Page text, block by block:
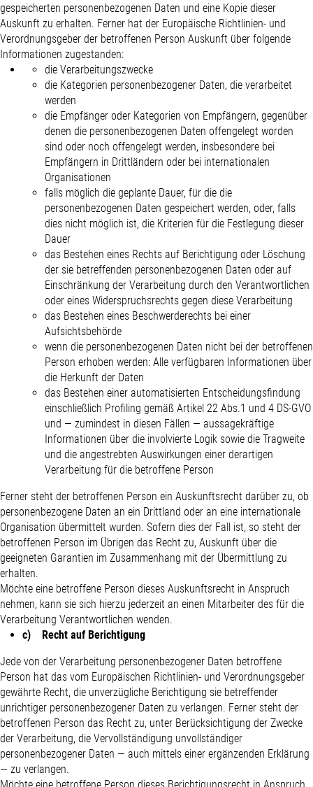
gespeicherten personenbezogenen Daten und eine Kopie dieser
Auskunft zu erhalten. Ferner hat der Europäische Richtlinien- und
Verordnungsgeber der betroffenen Person Auskunft über folgende
Informationen zugestanden:
die Verarbeitungszwecke
die Kategorien personenbezogener Daten, die verarbeitet
werden
die Empfänger oder Kategorien von Empfängern, gegenüber
denen die personenbezogenen Daten offengelegt worden
sind oder noch offengelegt werden, insbesondere bei
Empfängern in Drittländern oder bei internationalen
Organisationen
falls möglich die geplante Dauer, für die die
personenbezogenen Daten gespeichert werden, oder, falls
dies nicht möglich ist, die Kriterien für die Festlegung dieser
Dauer
das Bestehen eines Rechts auf Berichtigung oder Löschung
der sie betreffenden personenbezogenen Daten oder auf
Einschränkung der Verarbeitung durch den Verantwortlichen
oder eines Widerspruchsrechts gegen diese Verarbeitung
das Bestehen eines Beschwerderechts bei einer
Aufsichtsbehörde
wenn die personenbezogenen Daten nicht bei der betroffenen
Person erhoben werden: Alle verfügbaren Informationen über
die Herkunft der Daten
das Bestehen einer automatisierten Entscheidungsfindung
einschließlich Profiling gemäß Artikel 22 Abs.1 und 4 DS-GVO
und — zumindest in diesen Fällen — aussagekräftige
Informationen über die involvierte Logik sowie die Tragweite
und die angestrebten Auswirkungen einer derartigen
Verarbeitung für die betroffene Person
Ferner steht der betroffenen Person ein Auskunftsrecht darüber zu, ob
personenbezogene Daten an ein Drittland oder an eine internationale
Organisation übermittelt wurden. Sofern dies der Fall ist, so steht der
betroffenen Person im Übrigen das Recht zu, Auskunft über die
geeigneten Garantien im Zusammenhang mit der Übermittlung zu
erhalten.
Möchte eine betroffene Person dieses Auskunftsrecht in Anspruch
nehmen, kann sie sich hierzu jederzeit an einen Mitarbeiter des für die
Verarbeitung Verantwortlichen wenden.
c) Recht auf Berichtigung
Jede von der Verarbeitung personenbezogener Daten betroffene
Person hat das vom Europäischen Richtlinien- und Verordnungsgeber
gewährte Recht, die unverzügliche Berichtigung sie betreffender
unrichtiger personenbezogener Daten zu verlangen. Ferner steht der
betroffenen Person das Recht zu, unter Berücksichtigung der Zwecke
der Verarbeitung, die Vervollständigung unvollständiger
personenbezogener Daten — auch mittels einer ergänzenden Erklärung
— zu verlangen.